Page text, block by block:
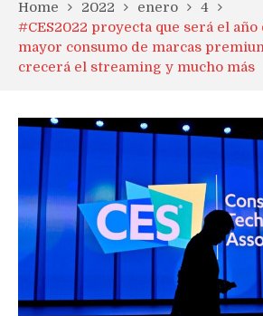
Home 2022 enero
4
#CES2022 proyecta que será el año
mayor consumo de marcas
crecerá el streaming y mucho más